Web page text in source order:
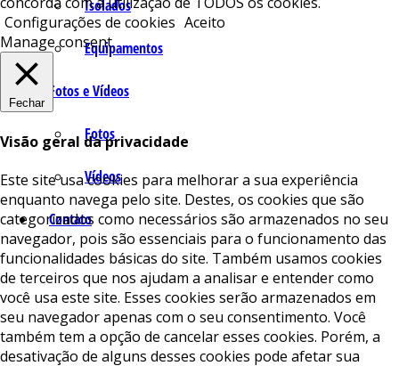
Isolados
Equipamentos
Fotos e Vídeos
Fotos
Vídeos
Contato
Configurações de cookies Aceito
Manage consent
Fechar
Visão geral da privacidade
Este site usa cookies para melhorar a sua experiência
enquanto navega pelo site. Destes, os cookies que são
categorizados como necessários são armazenados no seu
navegador, pois são essenciais para o funcionamento das
funcionalidades básicas do site. Também usamos cookies
de terceiros que nos ajudam a analisar e entender como
você usa este site. Esses cookies serão armazenados em
seu navegador apenas com o seu consentimento. Você
também tem a opção de cancelar esses cookies. Porém, a
desativação de alguns desses cookies pode afetar sua